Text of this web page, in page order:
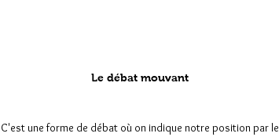
Le débat mouvant
C'est une forme de débat où on indique notre position par le